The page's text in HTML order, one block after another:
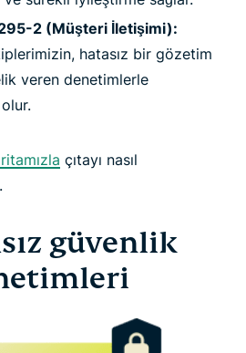
2 (Müşteri İletişimi):
hatasız bir gözetim
veren denetimlerle
çıtayı nasıl
güvenlik